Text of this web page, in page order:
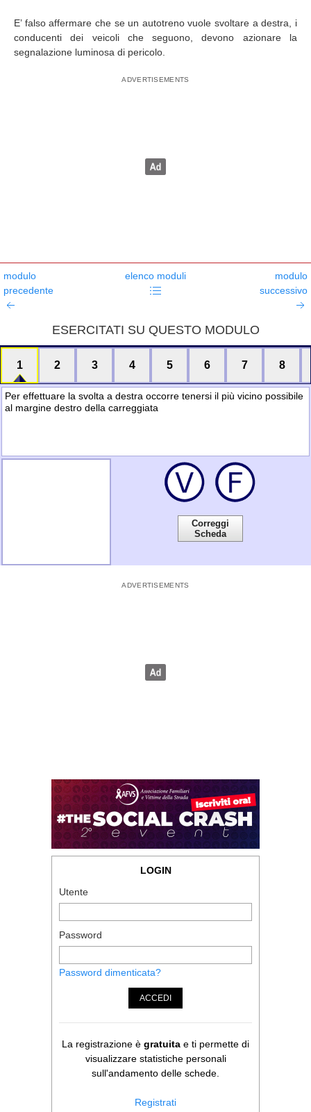
E’ falso affermare che se un autotreno vuole svoltare a destra, i
conducenti dei veicoli che seguono, devono azionare la
segnalazione luminosa di pericolo.
modulo
precedente
elenco moduli
modulo
successivo
ESERCITATI SU QUESTO MODULO
1 2 3 4 5 6 7 8
Per effettuare la svolta a destra occorre tenersi il più vicino possibile
al margine destro della carreggiata
Correggi
Scheda
LOGIN
Utente
Password
Password dimenticata?
ACCEDI
La registrazione è gratuita e ti permette di
visualizzare statistiche personali
sull'andamento delle schede.
Registrati